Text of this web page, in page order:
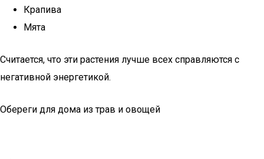
Крапива
Мята
Считается, что эти растения лучше всех справляются с
негативной энергетикой.
Обереги для дома из трав и овощей